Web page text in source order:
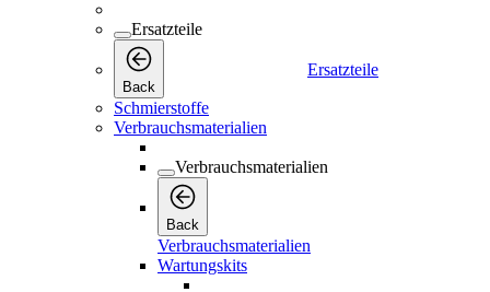
Ersatzteile
Back
Ersatzteile
Schmierstoffe
Verbrauchsmaterialien
Verbrauchsmaterialien
Back
Verbrauchsmaterialien
Wartungskits